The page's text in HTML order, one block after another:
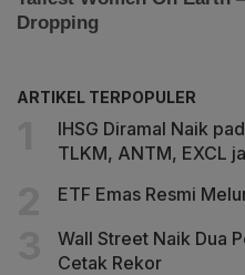
ARTIKEL TERPOPULER
IHSG Diramal Naik
TLKM, ANTM, EXCL
ETF Emas Resmi
Wall Street Naik Dua
Cetak Rekor